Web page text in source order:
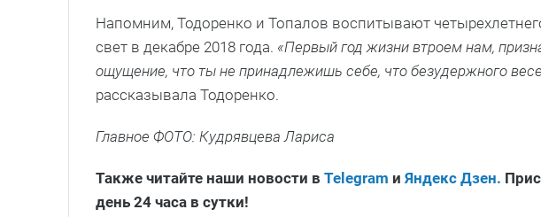
Напомним, Тодоренко и Топалов воспитывают
свет в декабре 2018 года. «Первый год жизни втроем нам,
ощущение, что ты не принадлежишь себе, что безудержного
рассказывала Тодоренко.
Главное ФОТО: Кудрявцева Лариса
Также читайте наши новости в Telegram и Яндекс Дзен.
день 24 часа в сутки!